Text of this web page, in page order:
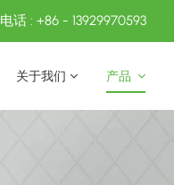
电话 : +86 - 13929970593
关于我们 产品